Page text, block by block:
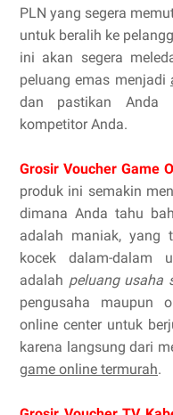
PLN yang segera
untuk beralih ke
ini akan segera
peluang emas menjadi
dan pastikan Anda
kompetitor Anda.
Grosir Voucher Game
produk ini semakin
dimana Anda tahu
adalah maniak, yang
kocek dalam-dalam
adalah peluang usaha
pengusaha maupun
online center untuk
karena langsung dari
game online termurah.